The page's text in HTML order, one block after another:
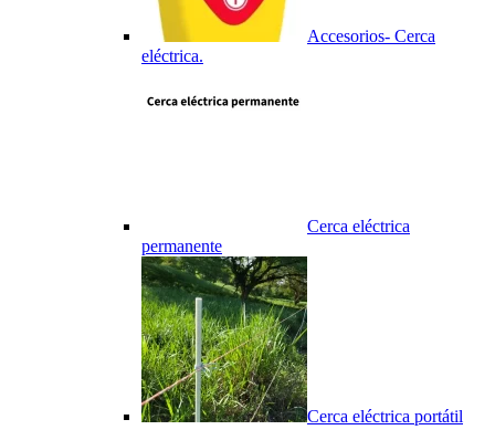
Accesorios- Cerca
eléctrica.
Cerca eléctrica
permanente
Cerca eléctrica portátil